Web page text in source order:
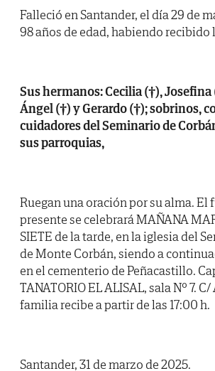
Falleció en Santander, el día 29 de
98 años de edad, habiendo recibido
Sus hermanos: Cecilia (†), Josefina
Ángel (†) y Gerardo (†); sobrinos,
cuidadores del Seminario de
sus parroquias,
Ruegan una oración por su alma. El
presente se celebrará MAÑANA
SIETE de la tarde, en la iglesia del
de Monte Corbán, siendo a
en el cementerio de Peñacastillo.
TANATORIO EL ALISAL, sala Nº 7.
familia recibe a partir de las 17:00 h.
Santander, 31 de marzo de 2025.